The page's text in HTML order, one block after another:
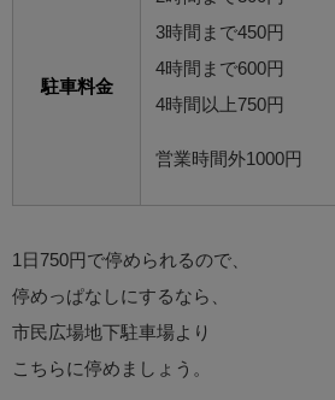
駐車料金
3時間まで450円
4時間まで600円
4時間以上750円
営業時間外1000円
1日750円で停められるので、
停めっぱなしにするなら、
市民広場地下駐車場より
こちらに停めましょう。